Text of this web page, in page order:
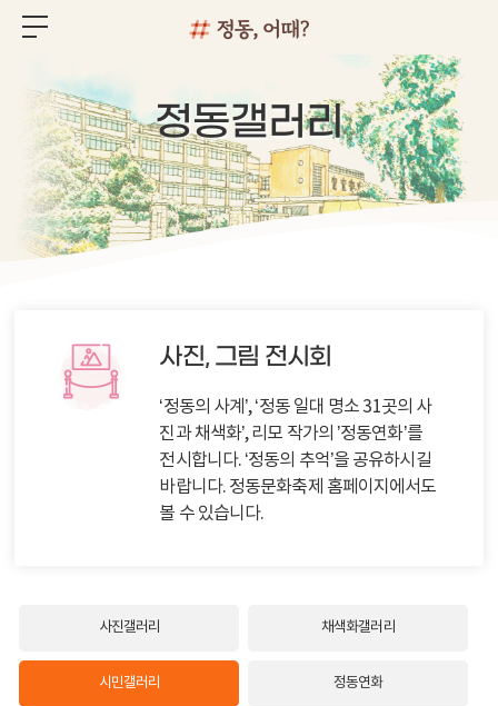
정동갤러리
사진, 그림 전시회
‘정동의 사계’, ‘정동 일대 명소 31곳의 사
진과 채색화’, 리모 작가의 ’정동연화’를
전시합니다. ‘정동의 추억’을 공유하시길
바랍니다. 정동문화축제 홈페이지에서도
볼 수 있습니다.
사진갤러리 채색화갤러리
시민갤러리 정동연화